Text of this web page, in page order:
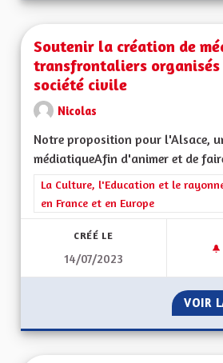
Soutenir la création de
transfrontaliers
société civile
Nicolas
Notre proposition pour l'Alsace,
médiatiqueAfin d'animer et de
Filtrer les résultats de la catégorie
La Culture, l'Education et le
en France et en Europe
CRÉÉ LE
14/07/2023
VOIR